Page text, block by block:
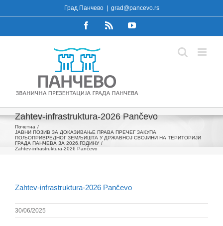
to
Град Панчево grad@pancevo.rs
FacebookRss YouTube
Zahtev-infrastruktura-2026 Pančevo
Почетна
ЈАВНИ ПОЗИВ ЗА ДОКАЗИВАЊЕ ПРАВА ПРЕЧЕГ ЗАКУПА
ПОЉОПРИВРЕДНОГ ЗЕМЉИШТА У ДРЖАВНОЈ СВОЈИНИ НА ТЕРИТОРИЈИ
ГРАДА ПАНЧЕВА ЗА 2026.ГОДИНУ
Zahtev-infrastruktura-2026 Pančevo
Zahtev-infrastruktura-2026 Pančevo
30/06/2025